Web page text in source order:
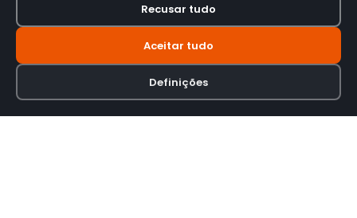
Recusar tudo
Aceitar tudo
Definições